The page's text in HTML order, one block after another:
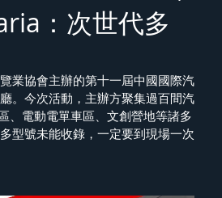
：次世代多
業協會主辦的第十一屆中國國際汽
。今次活動，主辦方聚集過百間汽
、電動電單車區、文創營地等諸多
型號未能收錄，一定要到現場一次